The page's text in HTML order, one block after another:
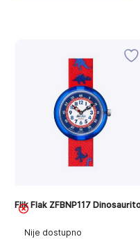
Nije dostupno
Flik Flak ZFBNP117